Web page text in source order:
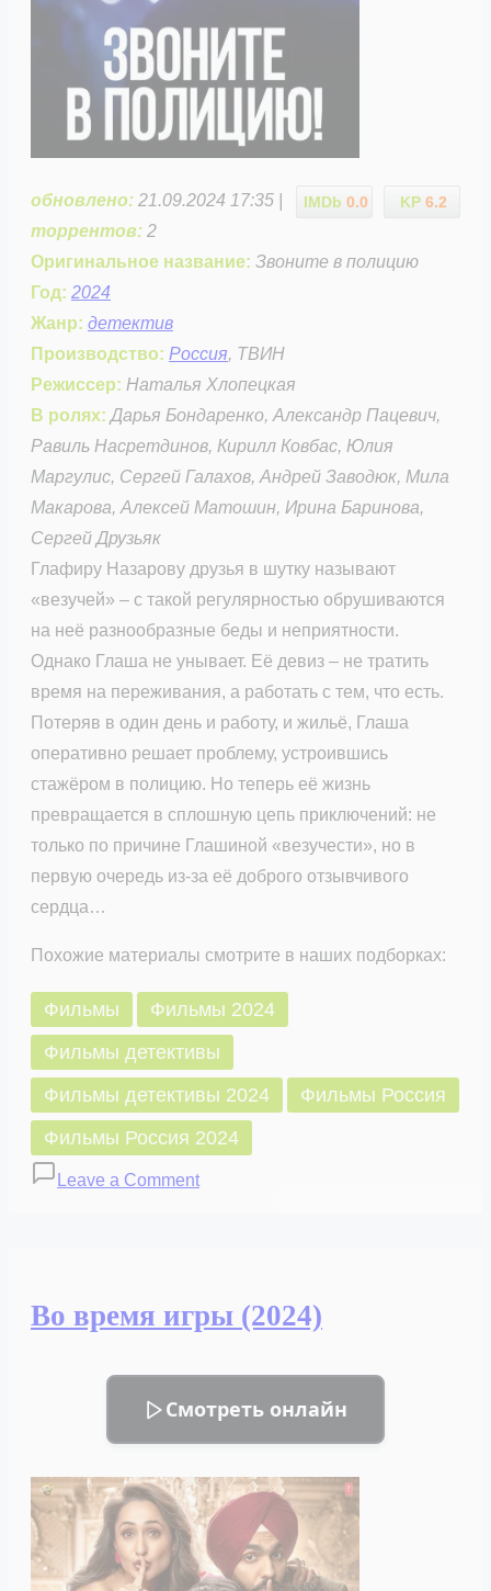
KP 6.2
IMDb 0.0
обновлено: 21.09.2024 17:35 |
торрентов: 2
Оригинальное название: Звоните в полицию
Год: 2024
Жанр: детектив
Производство: Россия, ТВИН
Режиссер: Наталья Хлопецкая
В ролях: Дарья Бондаренко, Александр Пацевич,
Равиль Насретдинов, Кирилл Ковбас, Юлия
Маргулис, Сергей Галахов, Андрей Заводюк, Мила
Макарова, Алексей Матошин, Ирина Баринова,
Сергей Друзьяк
Глафиру Назарову друзья в шутку называют
«везучей» – с такой регулярностью обрушиваются
на неё разнообразные беды и неприятности.
Однако Глаша не унывает. Её девиз – не тратить
время на переживания, а работать с тем, что есть.
Потеряв в один день и работу, и жильё, Глаша
оперативно решает проблему, устроившись
стажёром в полицию. Но теперь её жизнь
превращается в сплошную цепь приключений: не
только по причине Глашиной «везучести», но в
первую очередь из-за её доброго отзывчивого
сердца…
Похожие материалы смотрите в наших подборках:
Фильмы
Фильмы 2024
Фильмы детективы
Фильмы детективы 2024
Фильмы Россия
Фильмы Россия 2024
Leave a Commenton
Во время игры (2024)
Смотреть онлайн